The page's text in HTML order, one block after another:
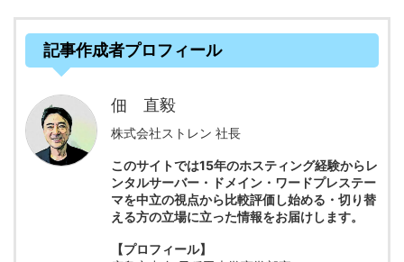
記事作成者プロフィール
佃 直毅
株式会社ストレン 社長
このサイトでは15年のホスティング経験からレ
ンタルサーバー・ドメイン・ワードプレステー
マを中立の視点から比較評価し始める・切り替
える方の立場に立った情報をお届けします。
【プロフィール】